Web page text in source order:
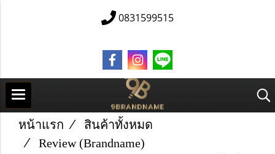
0831599515
หน้าแรก
สินค้าทั้งหมด
Review (Brandname)